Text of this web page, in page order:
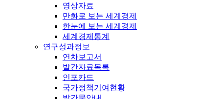
영상자료
만화로 보는 세계경제
한눈에 보는 세계경제
세계경제통계
연구성과정보
연차보고서
발간자료목록
인포카드
국가정책기여현황